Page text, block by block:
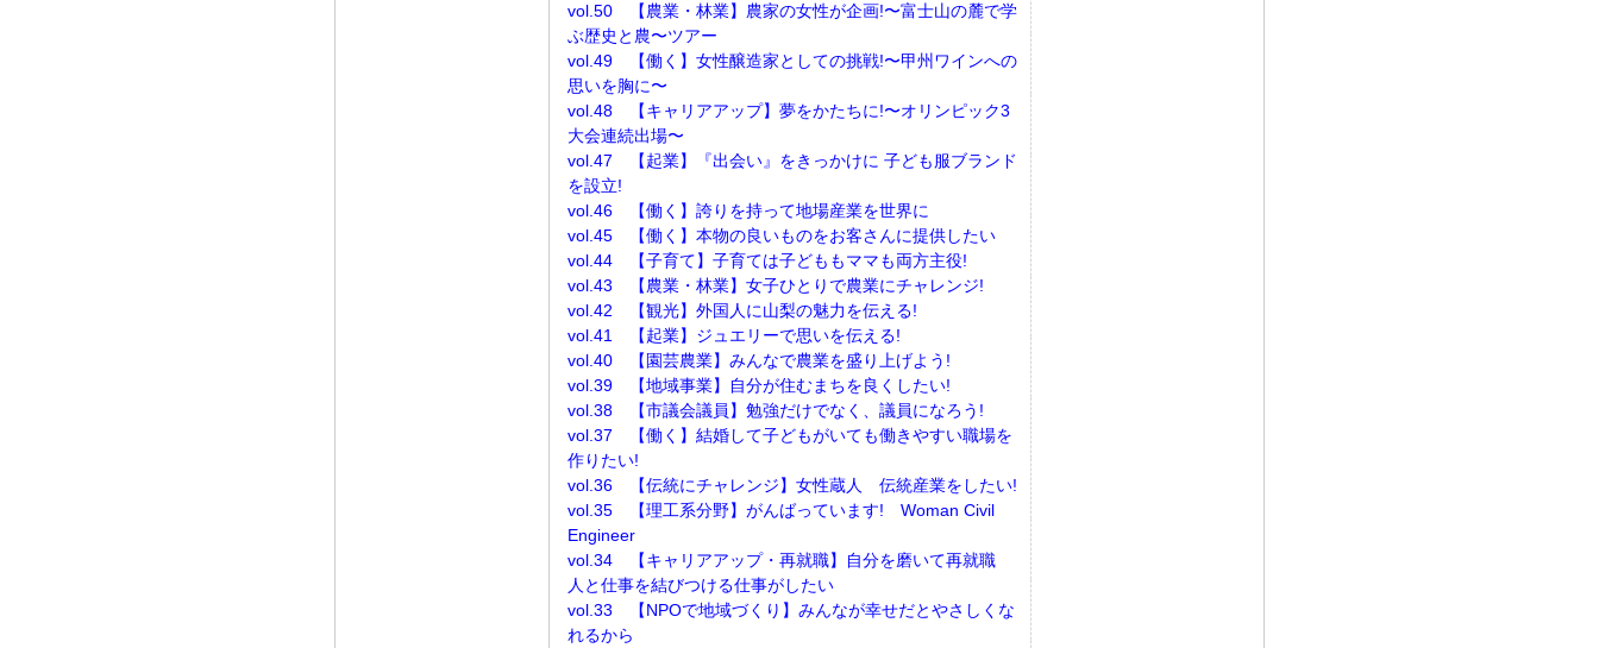
vol.50 【農業・林業】農家の女性が企画!〜富士山の麓で学
ぶ歴史と農〜ツアー
vol.49 【働く】女性醸造家としての挑戦!〜甲州ワインへの
思いを胸に〜
vol.48 【キャリアアップ】夢をかたちに!〜オリンピック3
大会連続出場〜
vol.47 【起業】『出会い』をきっかけに 子ども服ブランド
を設立!
vol.46 【働く】誇りを持って地場産業を世界に
vol.45 【働く】本物の良いものをお客さんに提供したい
vol.44 【子育て】子育ては子どももママも両方主役!
vol.43 【農業・林業】女子ひとりで農業にチャレンジ!
vol.42 【観光】外国人に山梨の魅力を伝える!
vol.41 【起業】ジュエリーで思いを伝える!
vol.40 【園芸農業】みんなで農業を盛り上げよう!
vol.39 【地域事業】自分が住むまちを良くしたい!
vol.38 【市議会議員】勉強だけでなく、議員になろう!
vol.37 【働く】結婚して子どもがいても働きやすい職場を
作りたい!
vol.36 【伝統にチャレンジ】女性蔵人 伝統産業をしたい!
vol.35 【理工系分野】がんばっています! Woman Civil
Engineer
vol.34 【キャリアアップ・再就職】自分を磨いて再就職
人と仕事を結びつける仕事がしたい
vol.33 【NPOで地域づくり】みんなが幸せだとやさしくな
れるから